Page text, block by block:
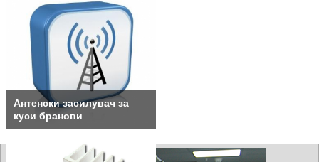
Антенски засилувач за
куси бранови